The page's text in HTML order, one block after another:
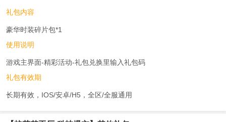
礼包内容
豪华时装碎片包*1
使用说明
游戏主界面-精彩活动-礼包兑换里输入礼包码
礼包有效期
长期有效，IOS/安卓/H5，全区/全服通用